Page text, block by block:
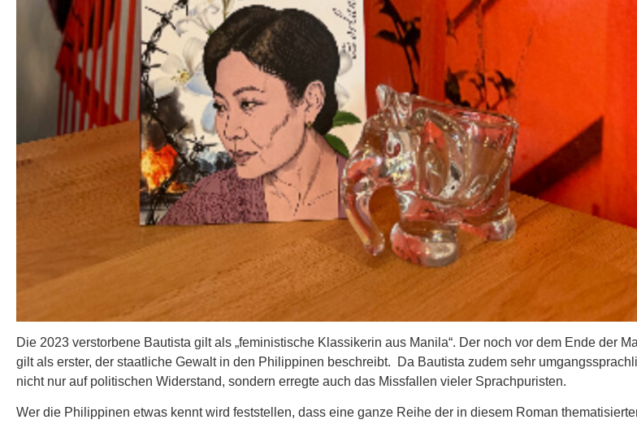
Die 2023 verstorbene Bautista gilt als „feministische Klassikerin aus Manila“. Der noch vor dem Ende der
gilt als erster, der staatliche Gewalt in den Philippinen beschreibt. Da Bautista zudem sehr
nicht nur auf politischen Widerstand, sondern erregte auch das Missfallen vieler Sprachpuristen.
Wer die Philippinen etwas kennt wird feststellen, dass eine ganze Reihe der in diesem Roman